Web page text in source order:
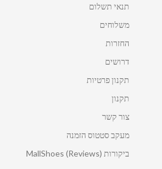
תנאי תשלום
משלוחים
החזרות
דרושים
תקנון פרטיות
תקנון
צור קשר
מעקב סטטוס הזמנה
ביקורות MallShoes (Reviews)